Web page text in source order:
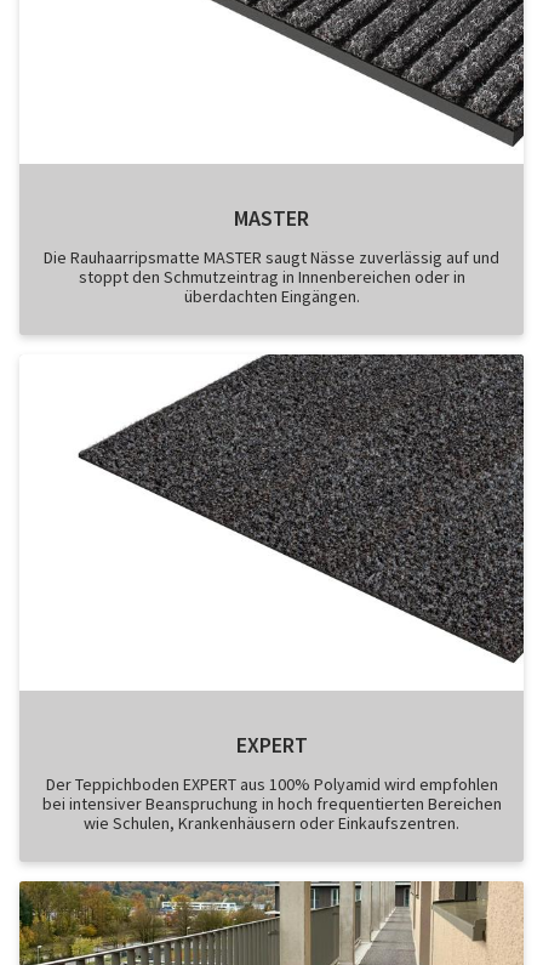
MASTER
Die Rauhaarripsmatte MASTER saugt Nässe zuverlässig auf und
stoppt den Schmutzeintrag in Innenbereichen oder in
überdachten Eingängen.
EXPERT
Der Teppichboden EXPERT aus 100% Polyamid wird empfohlen
bei intensiver Beanspruchung in hoch frequentierten Bereichen
wie Schulen, Krankenhäusern oder Einkaufszentren.